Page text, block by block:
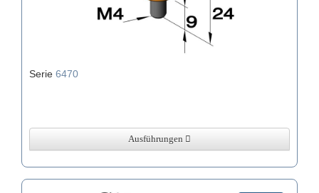
Serie 6470
Ausführungen